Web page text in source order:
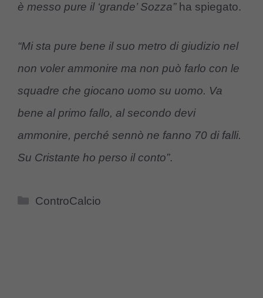
è messo pure il ‘grande’ Sozza”ha spiegato.
“Mi sta pure bene il suo metro di giudizio nel
non voler ammonire ma non può farlo con le
squadre che giocano uomo su uomo. Va
bene al primo fallo, al secondo devi
ammonire, perché sennò ne fanno 70 di falli.
Su Cristante ho perso il conto”.
Categorie
ControCalcio